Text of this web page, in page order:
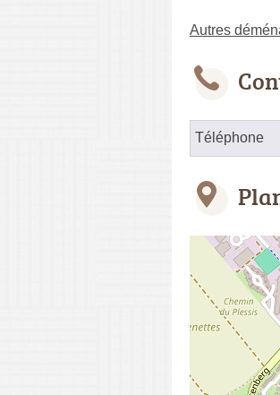
Autres
Téléphone